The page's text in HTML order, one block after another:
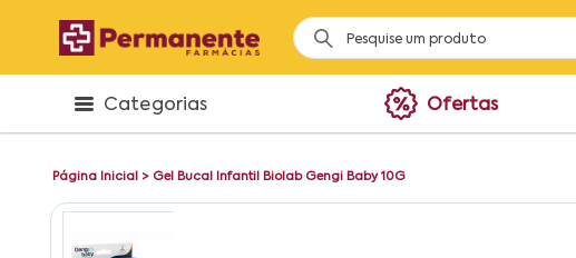
Categorias Ofertas
Página Inicial > Gel Bucal Infantil Biolab Gengi Baby 10G